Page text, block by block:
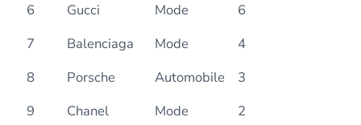
6
Gucci Mode
6
7
Balenciaga Mode
4
8
Porsche Automobile
3
9
Chanel Mode
2